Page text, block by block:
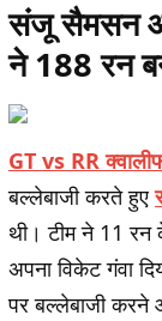
संजू सैमसन
ने 188 रन
GT vs RR
बल्लेबाजी करते हुए
थी। टीम ने 11
अपना विकेट गंवा
पर बल्लेबाजी